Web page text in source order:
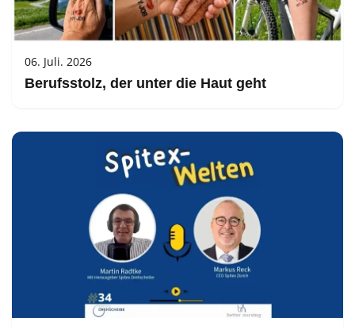
06. Juli. 2026
Berufsstolz, der unter die Haut geht